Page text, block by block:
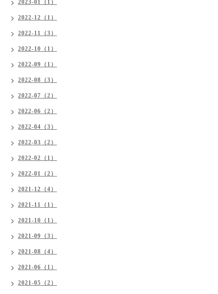
2023-01（1）
2022-12（1）
2022-11（3）
2022-10（1）
2022-09（1）
2022-08（3）
2022-07（2）
2022-06（2）
2022-04（3）
2022-03（2）
2022-02（1）
2022-01（2）
2021-12（4）
2021-11（1）
2021-10（1）
2021-09（3）
2021-08（4）
2021-06（1）
2021-05（2）